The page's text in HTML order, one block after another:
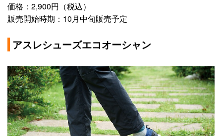
価格：2,900円（税込）
販売開始時期：10月中旬販売予定
アスレシューズエコオーシャン